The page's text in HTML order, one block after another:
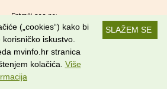
Potraži nas na:
SLAŽEM SE
(„cookies“) kako bi
iskustvo.
mvinfo.hr stranica
kolačića. Više